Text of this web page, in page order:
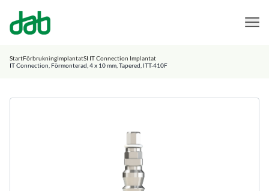
DAB Dental
StartFörbrukningImplantatSI IT Connection Implantat
IT Connection, Förmonterad, 4 x 10 mm, Tapered, ITT-410F